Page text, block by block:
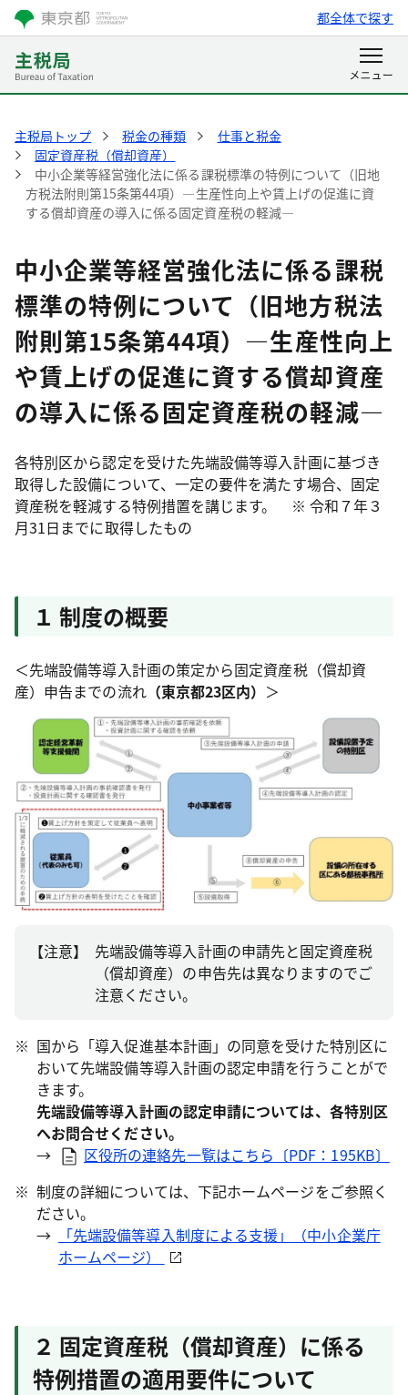
都全体で探す
主税局トップ 税金の種類
仕事と税金
固定資産税（償却資産）
中小企業等経営強化法に係る課税標準の特例について（旧地
方税法附則第15条第44項）―生産性向上や賃上げの促進に資
する償却資産の導入に係る固定資産税の軽減―
中小企業等経営強化法に係る課税
標準の特例について（旧地方税法
附則第15条第44項）―生産性向上
や賃上げの促進に資する償却資産
の導入に係る固定資産税の軽減―
各特別区から認定を受けた先端設備等導入計画に基づき
取得した設備について、一定の要件を満たす場合、固定
資産税を軽減する特例措置を講じます。 ※ 令和７年３
月31日までに取得したもの
１ 制度の概要
＜先端設備等導入計画の策定から固定資産税（償却資
産）申告までの流れ（東京都23区内） ＞
【注意】
先端設備等導入計画の申請先と固定資産税
（償却資産）の申告先は異なりますのでご
注意ください。
※ 国から「導入促進基本計画」の同意を受けた特別区に
おいて先端設備等導入計画の認定申請を行うことがで
きます。
先端設備等導入計画の認定申請については、各特別区
へお問合せください。
→
区役所の連絡先一覧はこちら〔PDF：195KB〕
※ 制度の詳細については、下記ホームページをご参照く
ださい。
→
「先端設備等導入制度による支援」（中小企業庁
ホームページ）
２ 固定資産税（償却資産）に係る
特例措置の適用要件について